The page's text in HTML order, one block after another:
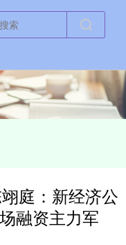
庭：新经济公
融资主力军